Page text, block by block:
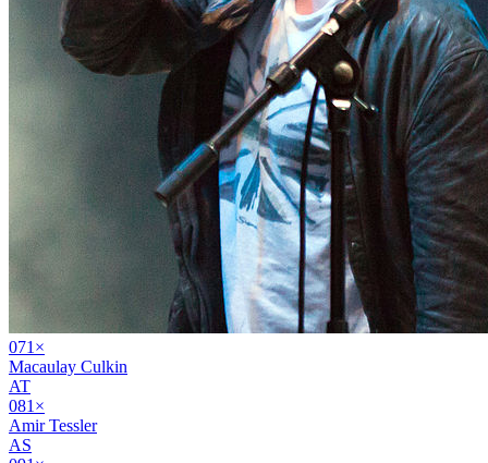
071 ×
Macaulay Culkin
AT
081 ×
Amir Tessler
AS